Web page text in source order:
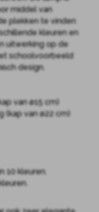
middel van
plekken te vinden
kleuren en
uitwerking op de
schoolvoorbeeld
design.
van ø15 cm)
(kap van ø22 cm)
10 kleuren.